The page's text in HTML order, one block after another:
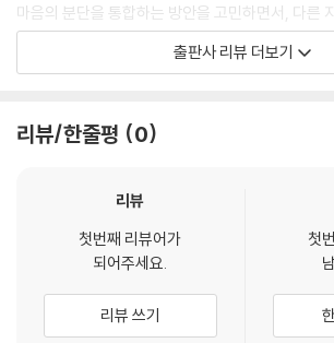
마음의 분단을 통합하는 방안을 고민하면서, 다른
가능하게 하는 실마리를 찾으려 하는 작업의 결과
는 영국 뉴몰든 코리아타운, 개성공단 등과 같은 남
의 지도』는 마음 잇기라는 접근의 적실성을 확인하
만들기』에서는 분단 극복의 새 전기가 보이던 시점
운 단서들을 조명하고자 했다. 네 번째 책 『통합 그
는 통합 이후에 겪게 될 갈등과 문제를 예측하여 정
출판사 리뷰 더보기
리뷰/한줄평 0
리뷰
첫번째 리뷰어가
되어주세요.
리뷰 쓰기
첫